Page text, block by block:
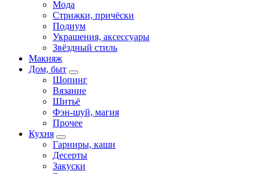
Мода
Стрижки, причёски
Подиум
Украшения, аксессуары
Звёздный стиль
Макияж
Дом, быт
Шопинг
Вязание
Шитьё
Фэн-шуй, магия
Прочее
Кухня
Гарниры, каши
Десерты
Закуски